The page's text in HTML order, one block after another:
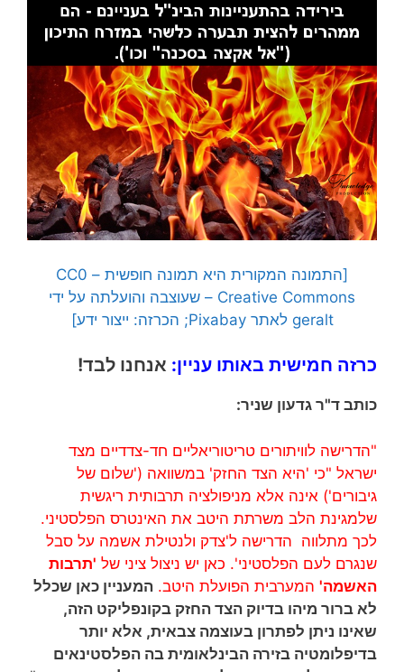
[התמונה המקורית היא תמונה חופשית – CC0
Creative Commons – שעוצבה והועלתה על ידי
geralt לאתר Pixabay; הכרזה: ייצור ידע]
כרזה חמישית באותו עניין: אנחנו לבד!
כותב ד"ר גדעון שניר:
"הדרישה לוויתורים טריטוריאליים חד-צדדיים מצד
ישראל "כי 'היא הצד החזק' במשוואה ('שלום של
גיבורים') אינה אלא מניפולציה תרבותית ריגשית
שלמגינת הלב משרתת היטב את האינטרס הפלסטיני.
לכך מתלווה הדרישה ל'צדק ולנטילת אשמה על סבל
שנגרם לעם הפלסטיני'. כאן יש ניצול ציני של 'תרבות
האשמה' המערבית הפועלת היטב. המעניין כאן שכלל
לא ברור מיהו בדיוק הצד החזק בקונפליקט הזה,
שאינו ניתן לפתרון בעוצמה צבאית, אלא יותר
בדיפלומטיה בזירה הבינלאומית בה הפלסטינאים